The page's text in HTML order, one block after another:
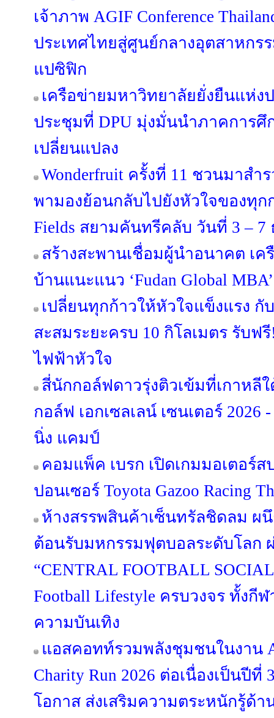
เจ้าภาพ AGIF Conference
ประเทศไทยสู่ศูนย์กลางอุตสาหกร
แปซิฟิก
เครือข่ายมหาวิทยาลัยยั่งยืนแห่ง
ประชุมที่ DPU มุ่งมั่นนำภาคการศึ
เปลี่ยนแปลง
Wonderfruit ครั้งที่ 11 ชวนมาสำ
พามองย้อนกลับไปยังหัวใจของทุก
Fields สยามคันทรีคลับ วันที่ 3 – 7
สร้างสะพานเชื่อมผู้นำอนาคต เ
บ้านแนะแนว ‘Fudan Global
เปลี่ยนทุกก้าวให้หัวใจแข็งแรง กั
สะสมระยะครบ 10 กิโลเมตร รับฟ
ไฟฟ้าหัวใจ
สี่นักกอล์ฟดาวรุ่งติวเข้มที่เกาหลีใ
กอล์ฟ เอกเซลเลน์ เซนเตอร์ 2026
นิ่ง แคมป์
คอมแพ็ค เบรก เปิดเกมมอเตอร์ส
ปอนเซอร์ Toyota Gazoo Racing
ห้างสรรพสินค้าเซ็นทรัลชิดลม ผนึ
ต้อนรับมหกรรมฟุตบอลระดับโลก
“CENTRAL FOOTBALL
Football Lifestyle ครบวงจร ทั้งกี
ความบันเทิง
แอสคอทท์รวมพลังชุมชนในงาน
Charity Run 2026 ต่อเนื่องเป็นปี
โอกาส ส่งเสริมความตระหนักรู้ด้